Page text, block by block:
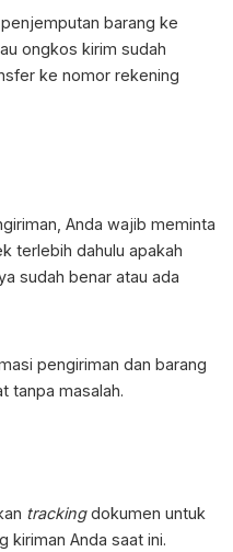
barang ke
ongkos kirim sudah
ke nomor rekening
Anda wajib meminta
terlebih dahulu apakah
sudah benar atau ada
pengiriman dan barang
tanpa masalah.
trackingdokumen untuk
kiriman Anda saat ini.